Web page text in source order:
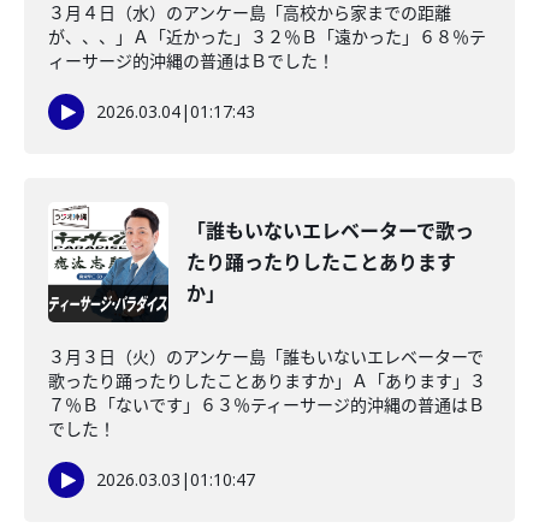
３月４日（水）のアンケー島「高校から家までの距離
が、、、」Ａ「近かった」３２％Ｂ「遠かった」６８％テ
ィーサージ的沖縄の普通はＢでした！
2026.03.04|01:17:43
「誰もいないエレベーターで歌っ
たり踊ったりしたことあります
か」
３月３日（火）のアンケー島「誰もいないエレベーターで
歌ったり踊ったりしたことありますか」Ａ「あります」３
７％Ｂ「ないです」６３％ティーサージ的沖縄の普通はＢ
でした！
2026.03.03 |01:10:47